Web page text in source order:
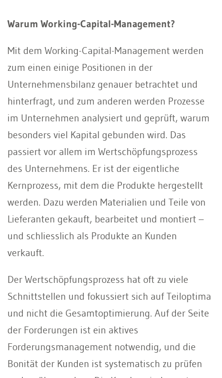
Warum Working-Capital-Management?
Mit dem Working-Capital-Management werden
zum einen einige Positionen in der
Unternehmensbilanz genauer betrachtet und
hinterfragt, und zum anderen werden Prozesse
im Unternehmen analysiert und geprüft, warum
besonders viel Kapital gebunden wird. Das
passiert vor allem im Wertschöpfungsprozess
des Unternehmens. Er ist der eigentliche
Kernprozess, mit dem die Produkte hergestellt
werden. Dazu werden Materialien und Teile von
Lieferanten gekauft, bearbeitet und montiert –
und schliesslich als Produkte an Kunden
verkauft.
Der Wertschöpfungsprozess hat oft zu viele
Schnittstellen und fokussiert sich auf Teiloptima
und nicht die Gesamtoptimierung. Auf der Seite
der Forderungen ist ein aktives
Forderungsmanagement notwendig, und die
Bonität der Kunden ist systematisch zu prüfen